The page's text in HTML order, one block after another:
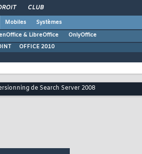
CLUB
Mobiles
Systèmes
& LibreOffice
OnlyOffice
OFFICE 2010
de Search Server 2008